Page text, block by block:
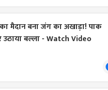
मैदान बना जंग का अखाड़ा! पाक
बल्ला - Watch Video